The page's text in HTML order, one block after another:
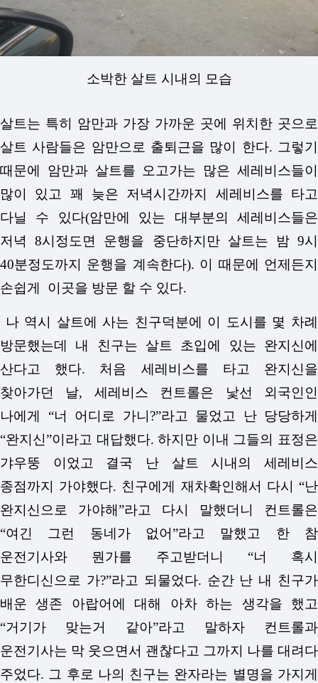
소박한 살트 시내의 모습
살트는 특히 암만과 가장 가까운 곳에 위치한 곳으로
살트 사람들은 암만으로 출퇴근을 많이 한다. 그렇기
때문에 암만과 살트를 오고가는 많은 세레비스들이
많이 있고 꽤 늦은 저녁시간까지 세레비스를 타고
다닐 수 있다(암만에 있는 대부분의 세레비스들은
저녁 8시정도면 운행을 중단하지만 살트는 밤 9시
40분정도까지 운행을 계속한다). 이 때문에 언제든지
손쉽게 이곳을 방문 할 수 있다.
나 역시 살트에 사는 친구덕분에 이 도시를 몇 차례
방문했는데 내 친구는 살트 초입에 있는 완지신에
산다고 했다. 처음 세레비스를 타고 완지신을
찾아가던 날, 세레비스 컨트롤은 낯선 외국인인
나에게 “너 어디로 가니?”라고 물었고 난 당당하게
“완지신”이라고 대답했다. 하지만 이내 그들의 표정은
갸우뚱 이었고 결국 난 살트 시내의 세레비스
종점까지 가야했다. 친구에게 재차확인해서 다시 “난
완지신으로 가야해”라고 다시 말했더니 컨트롤은
“여긴 그런 동네가 없어”라고 말했고 한 참
운전기사와 뭔가를 주고받더니 “너 혹시
무한디신으로 가?”라고 되물었다. 순간 난 내 친구가
배운 생존 아랍어에 대해 아차 하는 생각을 했고
“거기가 맞는거 같아”라고 말하자 컨트롤과
운전기사는 막 웃으면서 괜찮다고 그까지 나를 대려다
주었다. 그 후로 나의 친구는 완자라는 별명을 가지게